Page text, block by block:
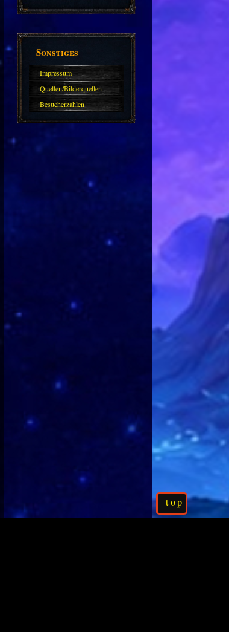
Sonstiges
Impressum
Quellen/Bilderquellen
Besucherzahlen
top